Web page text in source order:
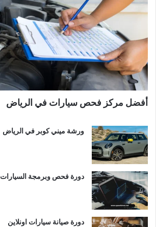
أفضل مركز فحص سيارات في الرياض
ورشة ميني كوبر في الرياض
دورة فحص وبرمجة السيارات
دورة صيانة سيارات اونلاين